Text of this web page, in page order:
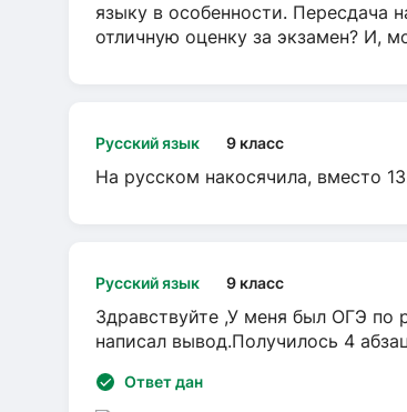
языку в особенности. Пересдача
отличную оценку за экзамен? И,
Русский язык 9 класс
На русском накосячила, вместо
Русский язык 9 класс
Здравствуйте ,У меня был ОГЭ по
написал вывод.Получилось 4
Ответ дан